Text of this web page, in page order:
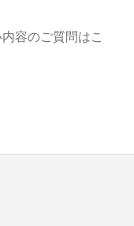
容のご質問はこ